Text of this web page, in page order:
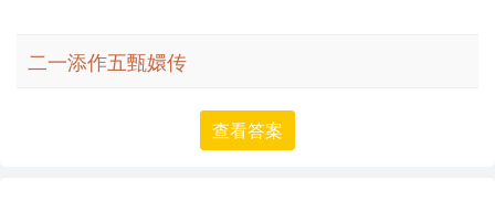
二一添作五甄嬛传
查看答案